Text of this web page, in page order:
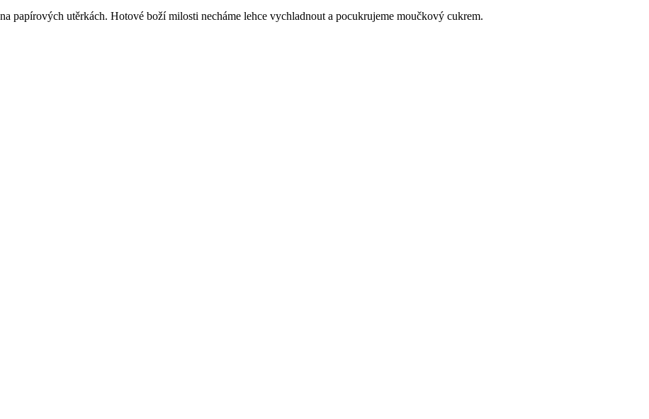
papírových utěrkách. Hotové boží milosti necháme lehce vychladnout a pocukrujeme moučkový cukrem.